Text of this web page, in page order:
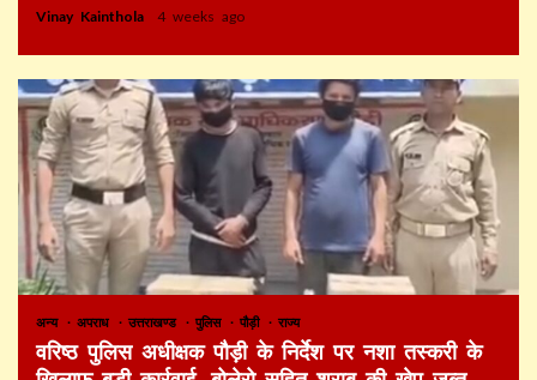
Vinay Kainthola 4 weeks ago
अन्य अपराध उत्तराखण्ड पुलिस पौड़ी राज्य
वरिष्ठ पुलिस अधीक्षक पौड़ी के निर्देश पर नशा तस्करी के